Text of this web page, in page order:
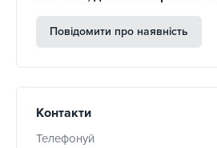
Повідомити про наявність
Контакти
Телефонуй